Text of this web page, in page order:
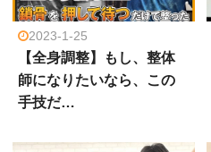
2023-1-25
【全身調整】もし、整体
師になりたいなら、この
手技だ…